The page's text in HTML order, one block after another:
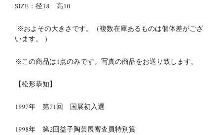
SIZE：径18 高10
※およその大きさです。（複数在庫あるものは個体差がござ
います。 ）
※この商品は1点のみです。写真の商品をお送り致します。
【松形恭知】
1997年 第71回 国展初入選
1998年 第2回益子陶芸展審査員特別賞